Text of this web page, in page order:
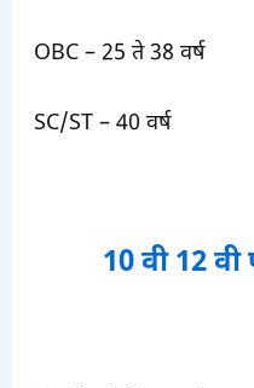
OBC – 25 ते 38 वर्ष
SC/ST – 40 वर्ष
10 वी 12